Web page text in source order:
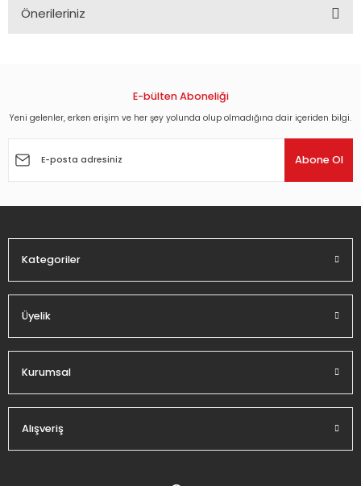
Önerileriniz
Görüş ve önerileriniz için teşekkür ederiz.
Ürün açıklamasında eksik bilgiler bulunuyor.
E-bülten Aboneliği
Yeni gelenler, erken erişim ve her şey yolunda olup olmadığına dair içeriden bilgi.
Abone Ol
Kategoriler
Üyelik
Kurumsal
Alışveriş